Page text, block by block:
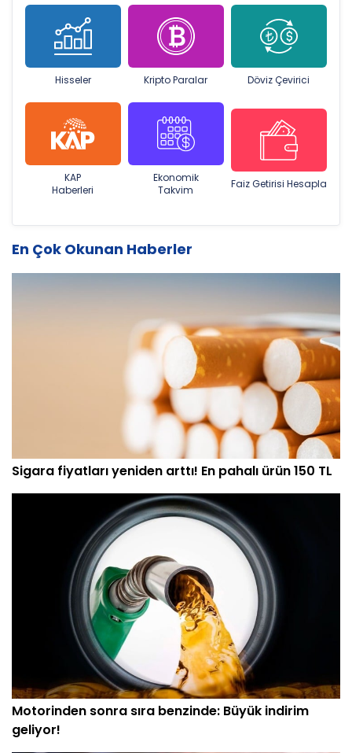
Hisseler Kripto Paralar Döviz Çevirici
KAP
Haberleri
Ekonomik
Takvim
Faiz Getirisi Hesapla
En Çok Okunan Haberler
Sigara fiyatları yeniden arttı! En pahalı ürün 150 TL
Motorinden sonra sıra benzinde: Büyük indirim
geliyor!